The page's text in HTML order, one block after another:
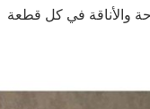
والأناقة في كل قطعة